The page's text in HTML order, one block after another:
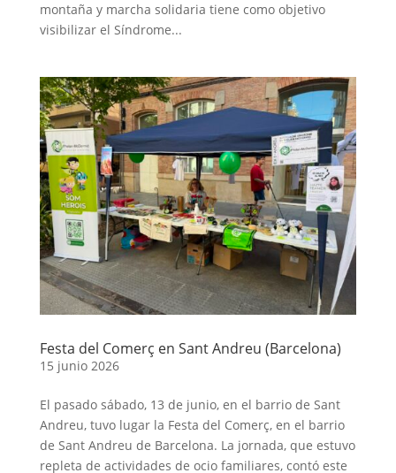
montaña y marcha solidaria tiene como objetivo
visibilizar el Síndrome...
Festa del Comerç en Sant Andreu (Barcelona)
15 junio 2026
El pasado sábado, 13 de junio, en el barrio de Sant
Andreu, tuvo lugar la Festa del Comerç, en el barrio
de Sant Andreu de Barcelona. La jornada, que estuvo
repleta de actividades de ocio familiares, contó este